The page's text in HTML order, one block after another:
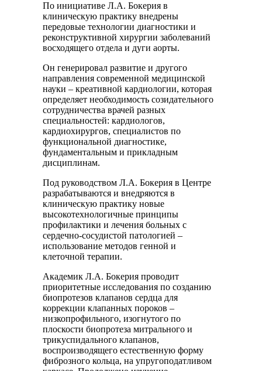
По инициативе Л.А. Бокерия в
клиническую практику внедрены
передовые технологии диагностики и
реконструктивной хирургии заболеваний
восходящего отдела и дуги аорты.
Он генерировал развитие и другого
направления современной медицинской
науки – креативной кардиологии, которая
определяет необходимость созидательного
сотрудничества врачей разных
специальностей: кардиологов,
кардиохирургов, специалистов по
функциональной диагностике,
фундаментальным и прикладным
дисциплинам.
Под руководством Л.А. Бокерия в Центре
разрабатываются и внедряются в
клиническую практику новые
высокотехнологичные принципы
профилактики и лечения больных с
сердечно-сосудистой патологией –
использование методов генной и
клеточной терапии.
Академик Л.А. Бокерия проводит
приоритетные исследования по созданию
биопротезов клапанов сердца для
коррекции клапанных пороков –
низкопрофильного, изогнутого по
плоскости биопротеза митрального и
трикуспидального клапанов,
воспроизводящего естественную форму
фиброзного кольца, на упругоподатливом